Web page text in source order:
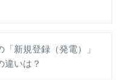
新規登録（発電）」
違いは？